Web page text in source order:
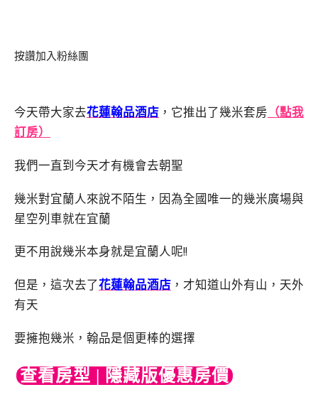
按讚加入粉絲團
今天帶大家去花蓮翰品酒店 ，它推出了幾米套房 （點我
訂房）
我們一直到今天才有機會去朝聖
幾米對宜蘭人來說不陌生，因為全國唯一的幾米廣場與
星空列車就在宜蘭
更不用說幾米本身就是宜蘭人呢!!
但是，這次去了花蓮翰品酒店 ，才知道山外有山，天外
有天
要擁抱幾米，翰品是個更棒的選擇
查看房型 | 隱藏版優惠房價